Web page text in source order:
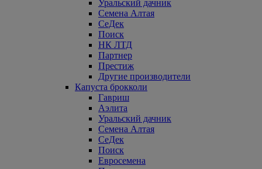
Уральский дачник
Семена Алтая
СеДек
Поиск
НК ЛТД
Партнер
Престиж
Другие производители
Капуста брокколи
Гавриш
Аэлита
Уральский дачник
Семена Алтая
СеДек
Поиск
Евросемена